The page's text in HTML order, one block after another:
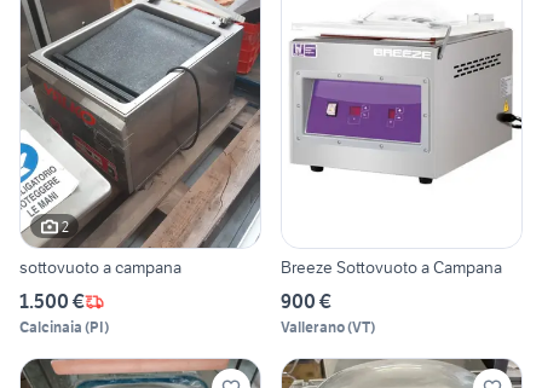
2
sottovuoto a campana
1.500 €
Calcinaia (PI)
Breeze Sottovuoto a Campana
900 €
Vallerano(VT)